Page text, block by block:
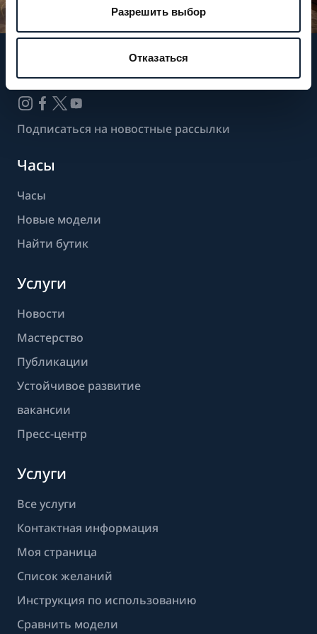
Разрешить выбор
Отказаться
Следите за нашими новостями
Подписаться на новостные рассылки
Часы
Часы
Новые модели
Найти бутик
Услуги
Новости
Мастерство
Публикации
Устойчивое развитие
вакансии
Пресс-центр
Услуги
Все услуги
Контактная информация
Моя страница
Список желаний
Инструкция по использованию
Сравнить модели